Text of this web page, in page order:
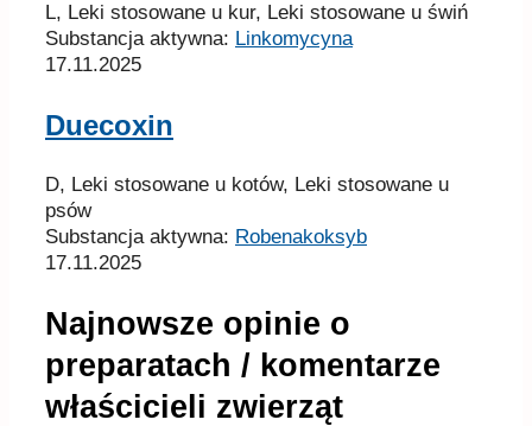
L, Leki stosowane u kur, Leki stosowane u świń
Substancja aktywna: Linkomycyna
17.11.2025
Duecoxin
D, Leki stosowane u kotów, Leki stosowane u
psów
Substancja aktywna: Robenakoksyb
17.11.2025
Najnowsze opinie o
preparatach / komentarze
właścicieli zwierząt